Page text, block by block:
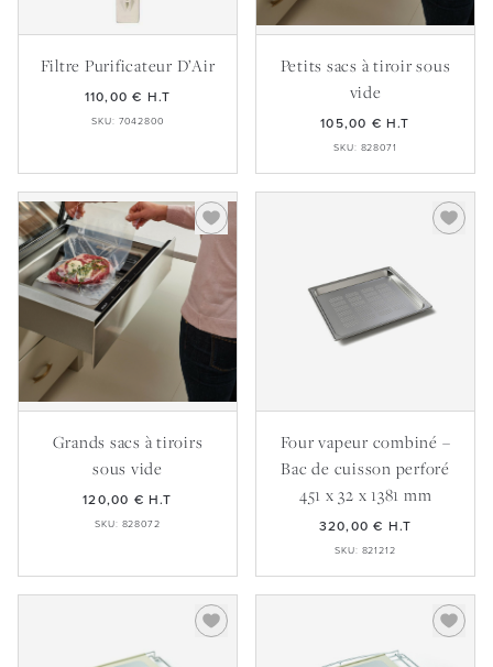
Filtre Purificateur D’Air
110,00 € H.T
SKU: 7042800
Petits sacs à tiroir sous
vide
105,00 €H.T
SKU: 828071
Grands sacs à tiroirs
sous vide
120,00 €H.T
SKU: 828072
Four vapeur combiné –
Bac de cuisson perforé
451 x 32 x 1381 mm
320,00 € H.T
SKU: 821212